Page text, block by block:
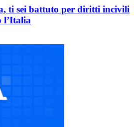
ti sei battuto per diritti incivili
l’Italia